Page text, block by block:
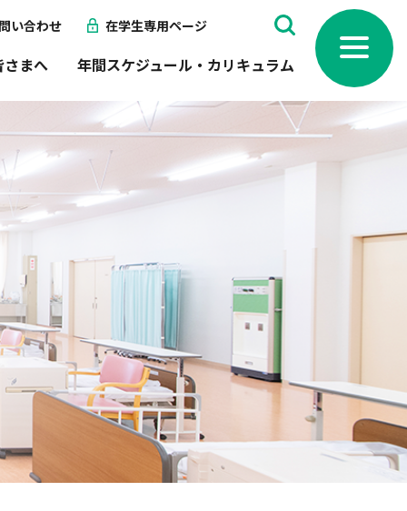
toggle
navigation
い合わせ 在学生専用ページ
まへ 年間スケジュール・カリキュラム